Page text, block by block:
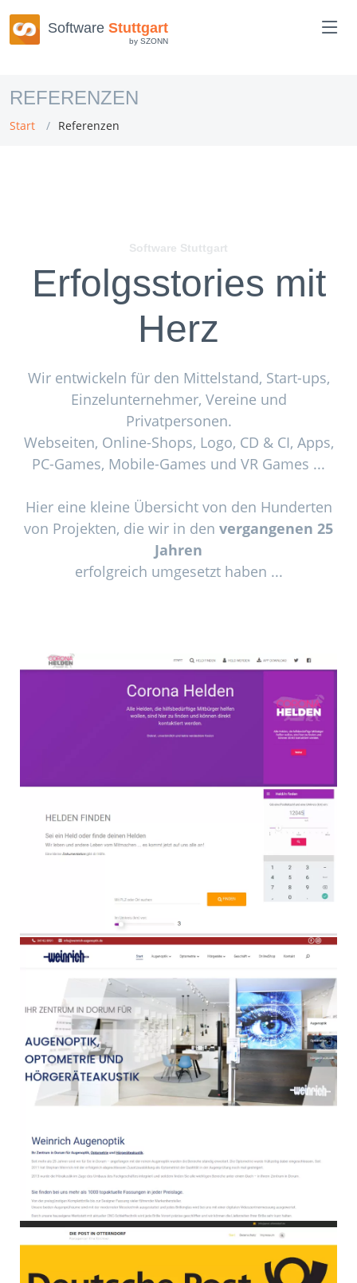
Software Stuttgart
by SZONN
REFERENZEN
Start Referenzen
Software Stuttgart
Erfolgsstories mit
Herz
Wir entwickeln für den Mittelstand, Start-ups,
Einzelunternehmer, Vereine und
Privatpersonen.
Webseiten, Online-Shops, Logo, CD & CI, Apps,
PC-Games, Mobile-Games und VR Games ...
Hier eine kleine Übersicht von den Hunderten
von Projekten, die wir in den vergangenen 25
Jahren
erfolgreich umgesetzt haben ...